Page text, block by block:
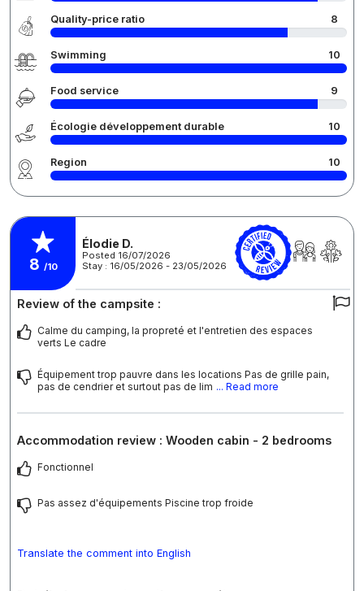
Quality-price ratio 8
Swimming 10
Food service 9
Écologie développement durable 10
Region 10
8 /10
Élodie D.
Posted 16/07/2026
Stay : 16/05/2026 - 23/05/2026
Review of the campsite :
Calme du camping, la propreté et l'entretien des espaces
verts Le cadre
Équipement trop pauvre dans les locations Pas de grille pain,
pas de cendrier et surtout pas de lim ... Read more
Accommodation review : Wooden cabin - 2 bedrooms
Fonctionnel
Pas assez d'équipements Piscine trop froide
Translate the comment into English